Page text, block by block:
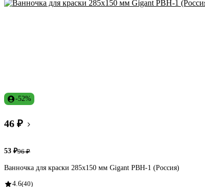
-52%
46 ₽
53 ₽96 ₽
Ванночка для краски 285х150 мм Gigant PBH-1 (Россия)
4.6(40)